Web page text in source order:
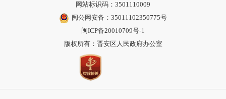
网站标识码：3501110009
闽公网安备：35011102350775号
闽ICP备20010709号-1
版权所有：晋安区人民政府办公室